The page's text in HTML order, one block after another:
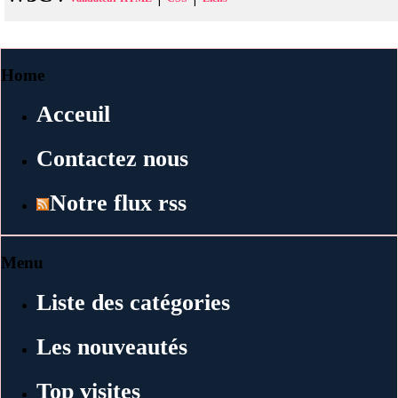
Home
Acceuil
Contactez nous
Notre flux rss
Menu
Liste des catégories
Les nouveautés
Top visites